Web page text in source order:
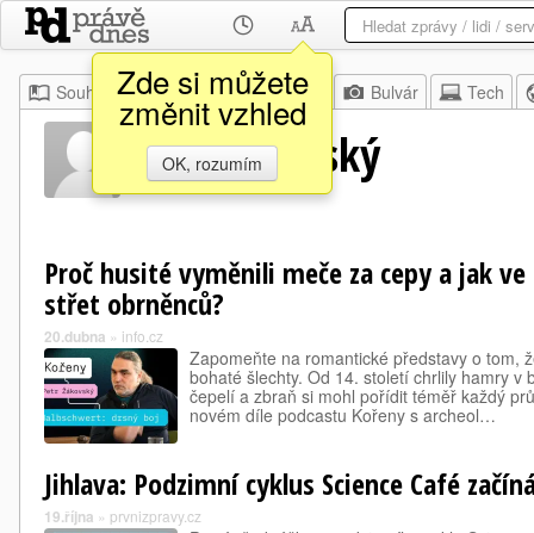
Zde si můžete
změnit vzhled
OK, rozumím
Souhrn Moje Z domova Bulvár Tech
Petr Žákovský
Proč husité vyměnili meče za cepy a jak
střet obrněnců?
20.dubna » info.cz
Zapomeňte na romantické představy o tom,
bohaté šlechty. Od 14. století chrlily hamry v
čepelí a zbraň si mohl pořídit téměř každý
novém díle podcastu Kořeny s archeol…
Jihlava: Podzimní cyklus Science Café
19.října » prvnizpravy.cz